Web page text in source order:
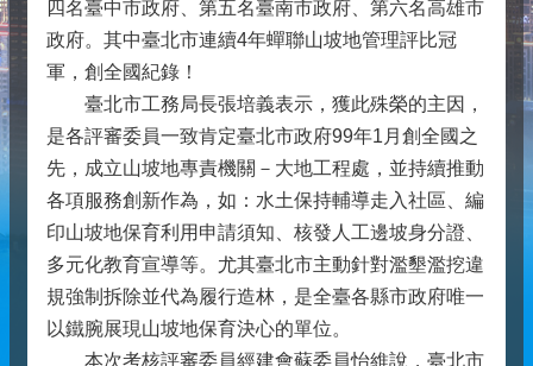
四名臺中市政府、第五名臺南市政府、第六名高雄市
政府。其中臺北市連續4年蟬聯山坡地管理評比冠
軍，創全國紀錄！
臺北市工務局長張培義表示，獲此殊榮的主因，
是各評審委員一致肯定臺北市政府99年1月創全國之
先，成立山坡地專責機關－大地工程處，並持續推動
各項服務創新作為，如：水土保持輔導走入社區、編
印山坡地保育利用申請須知、核發人工邊坡身分證、
多元化教育宣導等。尤其臺北市主動針對濫墾濫挖違
規強制拆除並代為履行造林，是全臺各縣市政府唯一
以鐵腕展現山坡地保育決心的單位。
本次考核評審委員經建會蘇委員怡維說，臺北市